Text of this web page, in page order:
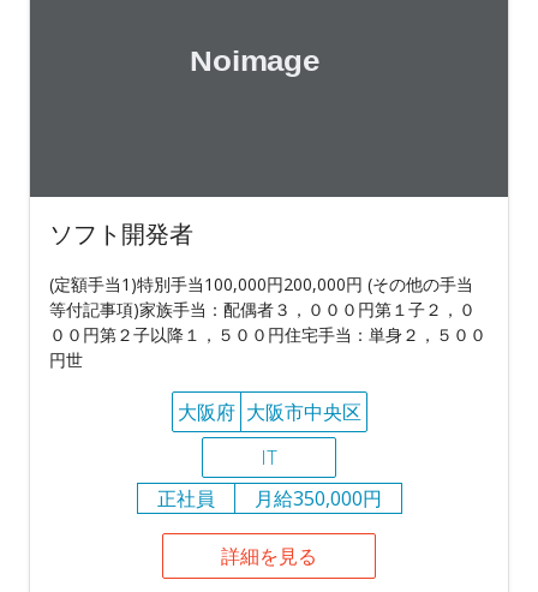
ソフト開発者
(定額手当1)特別手当100,000円200,000円 (その他の手当
等付記事項)家族手当：配偶者３，０００円第１子２，０
００円第２子以降１，５００円住宅手当：単身２，５００
円世
大阪府 大阪市中央区
IT
正社員
月給350,000円
詳細を見る